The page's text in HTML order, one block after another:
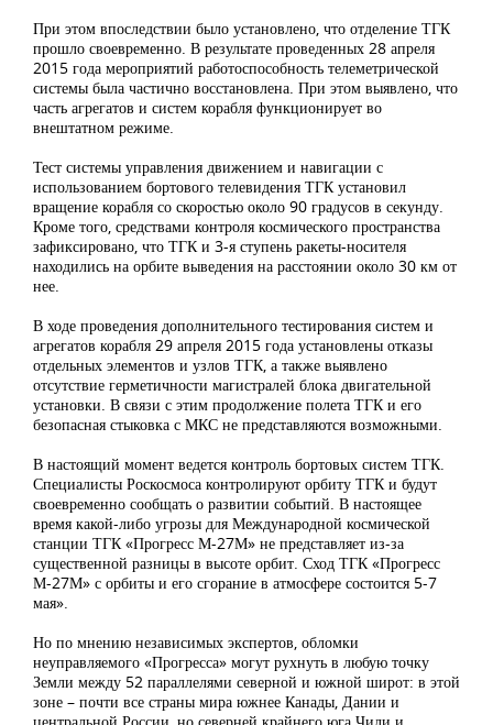
При этом впоследствии было установлено, что отделение ТГК
прошло своевременно. В результате проведенных 28 апреля
2015 года мероприятий работоспособность телеметрической
системы была частично восстановлена. При этом выявлено, что
часть агрегатов и систем корабля функционирует во
внештатном режиме.
Тест системы управления движением и навигации с
использованием бортового телевидения ТГК установил
вращение корабля со скоростью около 90 градусов в секунду.
Кроме того, средствами контроля космического пространства
зафиксировано, что ТГК и 3-я ступень ракеты-носителя
находились на орбите выведения на расстоянии около 30 км от
нее.
В ходе проведения дополнительного тестирования систем и
агрегатов корабля 29 апреля 2015 года установлены отказы
отдельных элементов и узлов ТГК, а также выявлено
отсутствие герметичности магистралей блока двигательной
установки. В связи с этим продолжение полета ТГК и его
безопасная стыковка с МКС не представляются возможными.
В настоящий момент ведется контроль бортовых систем ТГК.
Специалисты Роскосмоса контролируют орбиту ТГК и будут
своевременно сообщать о развитии событий. В настоящее
время какой-либо угрозы для Международной космической
станции ТГК «Прогресс М-27М» не представляет из-за
существенной разницы в высоте орбит. Сход ТГК «Прогресс
М-27М» с орбиты и его сгорание в атмосфере состоится 5-7
мая».
Но по мнению независимых экспертов, обломки
неуправляемого «Прогресса» могут рухнуть в любую точку
Земли между 52 параллелями северной и южной широт: в этой
зоне – почти все страны мира южнее Канады, Дании и
центральной России, но северней крайнего юга Чили и